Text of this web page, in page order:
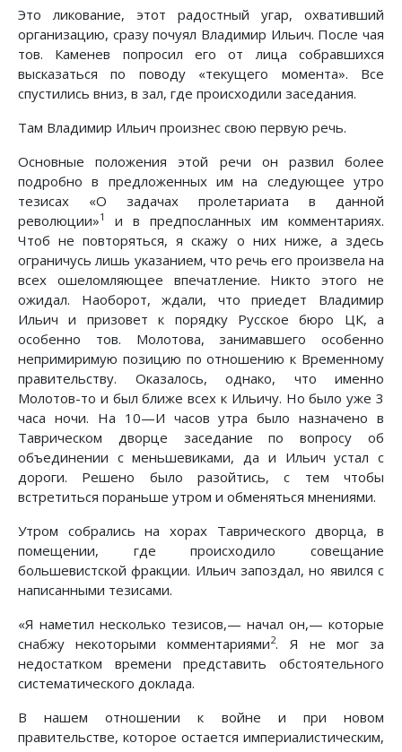
Это ликование, этот радостный угар, охвативший
организацию, сразу почуял Владимир Ильич. После чая
тов. Каменев попросил его от лица собравшихся
высказаться по поводу «текущего момента». Все
спустились вниз, в зал, где происходили заседания.
Там Владимир Ильич произнес свою первую речь.
Основные положения этой речи он развил более
подробно в предложенных им на следующее утро
тезисах «О задачах пролетариата в данной
революции»1
и в предпосланных им комментариях.
Чтоб не повторяться, я скажу о них ниже, а здесь
ограничусь лишь указанием, что речь его произвела на
всех ошеломляющее впечатление. Никто этого не
ожидал. Наоборот, ждали, что приедет Владимир
Ильич и призовет к порядку Русское бюро ЦК, а
особенно тов. Молотова, занимавшего особенно
непримиримую позицию по отношению к Временному
правительству. Оказалось, однако, что именно
Молотов-то и был ближе всех к Ильичу. Но было уже 3
часа ночи. На 10—И часов утра было назначено в
Таврическом дворце заседание по вопросу об
объединении с меньшевиками, да и Ильич устал с
дороги. Решено было разойтись, с тем чтобы
встретиться пораньше утром и обменяться мнениями.
Утром собрались на хорах Таврического дворца, в
помещении, где происходило совещание
большевистской фракции. Ильич запоздал, но явился с
написанными тезисами.
«Я наметил несколько тезисов,— начал он,— которые
снабжу некоторыми комментариями2. Я не мог за
недостатком времени представить обстоятельного
систематического доклада.
В нашем отношении к войне и при новом
правительстве, которое остается империалистическим,